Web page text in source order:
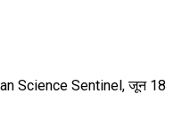
Science Sentinel, जून 18